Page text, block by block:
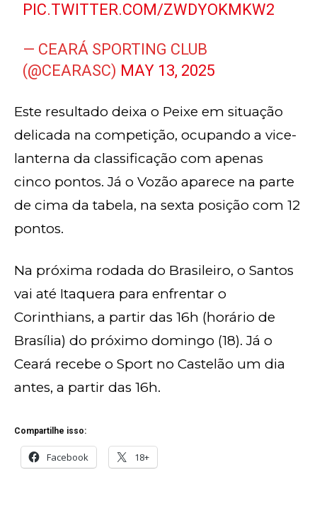
PIC.TWITTER.COM/ZWDYOKMKW2
— CEARÁ SPORTING CLUB
(@CEARASC) MAY 13, 2025
Este resultado deixa o Peixe em situação
delicada na competição, ocupando a vice-
lanterna da classificação com apenas
cinco pontos. Já o Vozão aparece na parte
de cima da tabela, na sexta posição com 12
pontos.
Na próxima rodada do Brasileiro, o Santos
vai até Itaquera para enfrentar o
Corinthians, a partir das 16h (horário de
Brasília) do próximo domingo (18). Já o
Ceará recebe o Sport no Castelão um dia
antes, a partir das 16h.
Compartilhe isso:
Facebook 18+